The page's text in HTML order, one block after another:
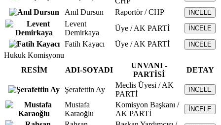
Anıl Dursun Raportör / CHP İNCELE
Levent
Demirkaya
Üye / AK PARTİ İNCELE
Fatih Kayacı Üye / AK PARTİ İNCELE
Hukuk Komisyonu
RESİM
ADI-SOYADI
UNVANI -
PARTİSİ
DETAY
Şerafettin Ay
Meclis Üyesi / AK
PARTİ
İNCELE
Mustafa
Karaoğlu
Komisyon Başkanı /
AK PARTİ
İNCELE